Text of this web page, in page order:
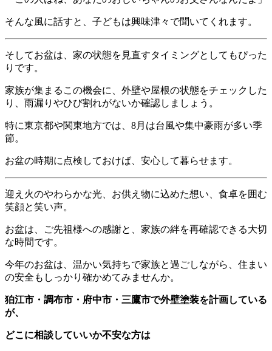
そんな風に話すと、子どもは興味津々で聞いてくれます。
そしてお盆は、家の状態を見直すタイミングとしてもぴった
りです。
家族が集まるこの機会に、外壁や屋根の状態をチェックした
り、雨漏りやひび割れがないか確認しましょう。
特に東京都や関東地方では、8月は台風や集中豪雨が多い季
節。
お盆の時期に点検しておけば、安心して暮らせます。
迎え火のやわらかな光、お供え物に込めた想い、食卓を囲む
笑顔と笑い声。
お盆は、ご先祖様への感謝と、家族の絆を再確認できる大切
な時間です。
今年のお盆は、温かい気持ちで家族と過ごしながら、住まい
の安全もしっかり確かめてみませんか。
狛江市・調布市・府中市・三鷹市で外壁塗装を計画している
が、
どこに相談していいか不安な方は